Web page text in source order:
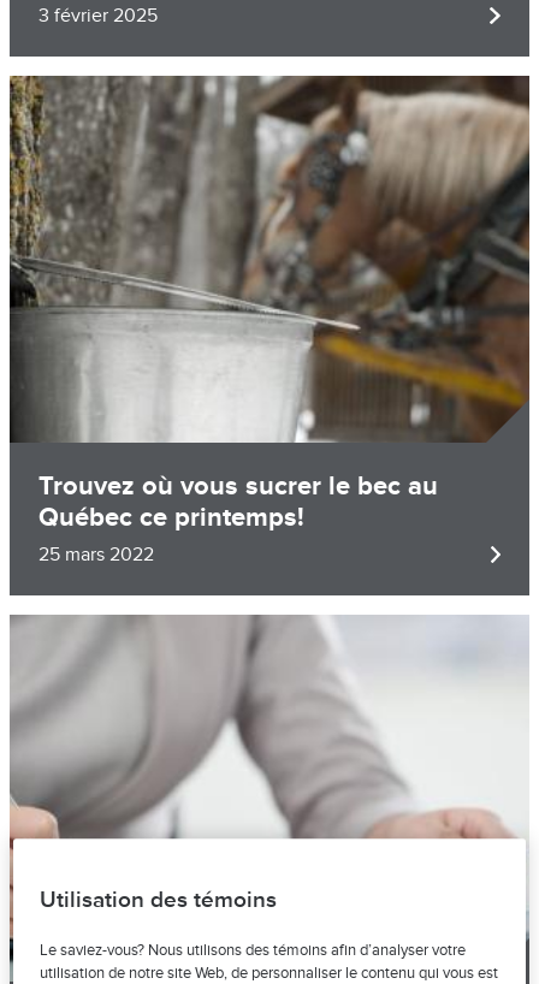
3 février 2025
Image
Trouvez où vous sucrer le bec au
Québec ce printemps!
25 mars 2022
Image
Utilisation des témoins
Le saviez-vous? Nous utilisons des témoins afin d’analyser votre
utilisation de notre site Web, de personnaliser le contenu qui vous est